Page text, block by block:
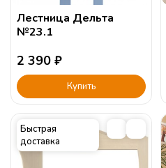
Лестница Дельта
№23.1
2 390 ₽
Купить
Быстрая
доставка